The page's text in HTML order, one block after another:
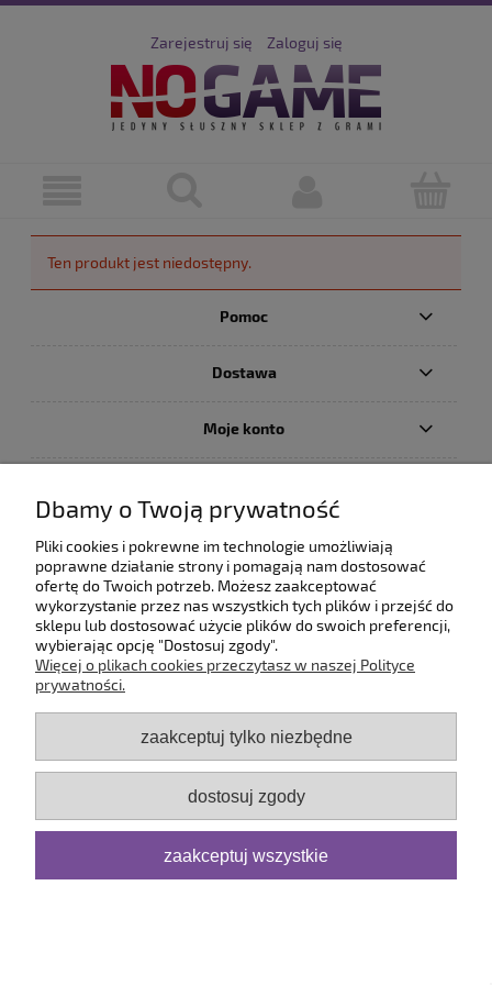
Zarejestruj się Zaloguj się
Ten produkt jest niedostępny.
Pomoc
Dostawa
Moje konto
O firmie
pokaż pełną wersję strony
Sklep internetowy Shoper.pl
Dbamy o Twoją prywatność
Pliki cookies i pokrewne im technologie umożliwiają
poprawne działanie strony i pomagają nam dostosować
ofertę do Twoich potrzeb. Możesz zaakceptować
wykorzystanie przez nas wszystkich tych plików i przejść do
sklepu lub dostosować użycie plików do swoich preferencji,
wybierając opcję "Dostosuj zgody".
Więcej o plikach cookies przeczytasz w naszej Polityce
prywatności.
zaakceptuj tylko niezbędne
dostosuj zgody
zaakceptuj wszystkie